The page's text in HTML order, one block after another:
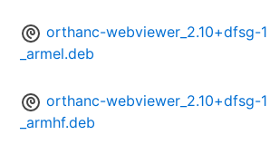
orthanc-webviewer_2.10+dfsg-1
_armel.deb
orthanc-webviewer_2.10+dfsg-1
_armhf.deb